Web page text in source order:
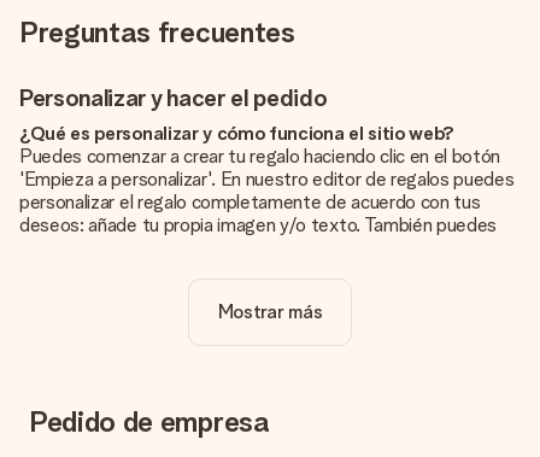
Preguntas frecuentes
Personalizar y hacer el pedido
¿Qué es personalizar y cómo funciona el sitio web?
Puedes comenzar a crear tu regalo haciendo clic en el botón
'Empieza a personalizar'. En nuestro editor de regalos puedes
personalizar el regalo completamente de acuerdo con tus
deseos: añade tu propia imagen y/o texto. También puedes
¿La personalización está incluida en el precio?
El precio que se muestra en el sitio web incluye la
¿Cómo puedo saber si mi imagen tiene la calidad
adecuada?
Mostrar más
Pedido de empresa